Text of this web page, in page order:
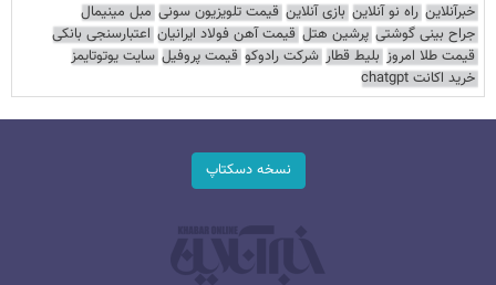
خبرآنلاین راه نو آنلاین بازی آنلاین قیمت تلویزیون سونی مبل مینیمال
جراح بینی گوشتی پرشین هتل قیمت آهن فولاد ایرانیان اعتبارسنجی بانکی
قیمت طلا امروز بلیط قطار شرکت رادوکو قیمت پروفیل سایت یوتوتایمز
خرید اکانت chatgpt
نسخه دسکتاپ